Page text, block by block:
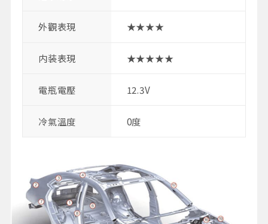
外觀表現 ★★★★
内装表現 ★★★★★
電瓶電壓 12.3V
冷氣溫度 0度